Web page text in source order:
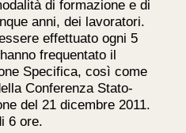
di formazione e di
anni, dei lavoratori.
effettuato ogni 5
frequentato il
Specifica, così come
Conferenza Stato-
del 21 dicembre 2011.
6 ore.